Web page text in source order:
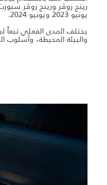
يونيو 2023 ويونيو 2024.
يختلف المدى الفعلي تبعاً
والبيئة المحيطة، وأسلوب